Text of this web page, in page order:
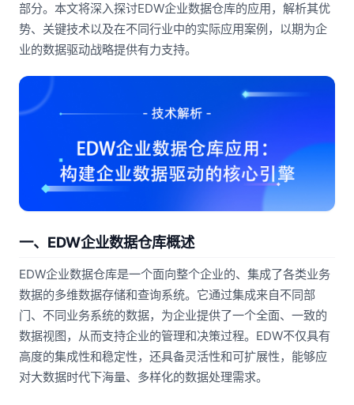
部分。本文将深入探讨EDW企业数据仓库的应用，解析其优
势、关键技术以及在不同行业中的实际应用案例，以期为企
业的数据驱动战略提供有力支持。
一、EDW企业数据仓库概述
EDW企业数据仓库是一个面向整个企业的、集成了各类业务
数据的多维数据存储和查询系统。它通过集成来自不同部
门、不同业务系统的数据，为企业提供了一个全面、一致的
数据视图，从而支持企业的管理和决策过程。EDW不仅具有
高度的集成性和稳定性，还具备灵活性和可扩展性，能够应
对大数据时代下海量、多样化的数据处理需求。